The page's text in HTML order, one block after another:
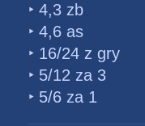
‣ 4,3 zb
‣ 4,6 as
‣ 16/24 z gry
‣ 5/12 za 3
‣ 5/6 za 1